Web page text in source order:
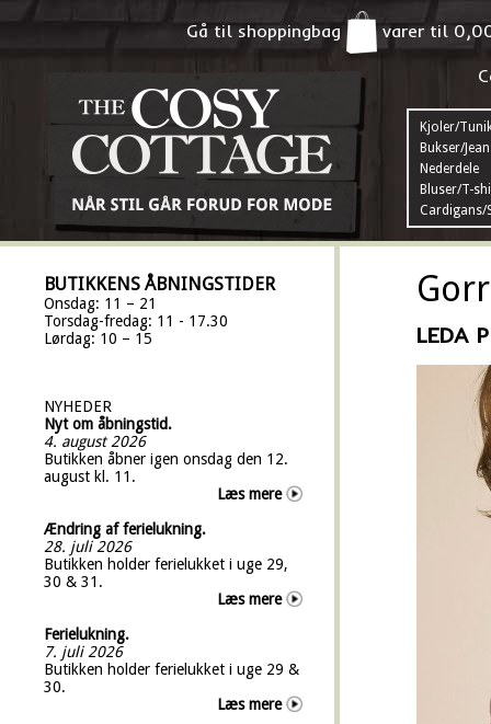
Gå til shoppingbag varer til
Kjoler/
Bukser/
Nederdele
Bluser/T-
Cardigans/
BUTIKKENS ÅBNINGSTIDER
Onsdag: 11 – 21
Torsdag-fredag: 11 - 17.30
Lørdag: 10 – 15
NYHEDER
Nyt om åbningstid.
4. august 2026
Butikken åbner igen onsdag den 12.
august kl. 11.
Læs mere
Ændring af ferielukning.
28. juli 2026
Butikken holder ferielukket i uge 29,
30 & 31.
Læs mere
Ferielukning.
7. juli 2026
Butikken holder ferielukket i uge 29 &
30.
Læs mere
LEDA